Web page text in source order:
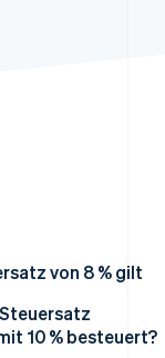
für die
von 8 % gilt
ermäßigten
10 % besteuert?